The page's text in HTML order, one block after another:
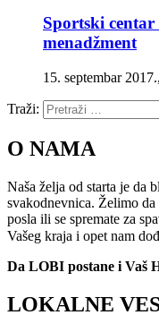
Sportski
menadžment
15. septembar
Traži:
O NAMA
Naša želja od starta je da
svakodnevnica. Želimo
posla ili se spremate za
Vašeg kraja i opet nam
Da LOBI postane i Vaš
LOKALNE